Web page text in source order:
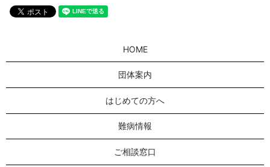
HOME
団体案内
はじめての方へ
難病情報
ご相談窓口